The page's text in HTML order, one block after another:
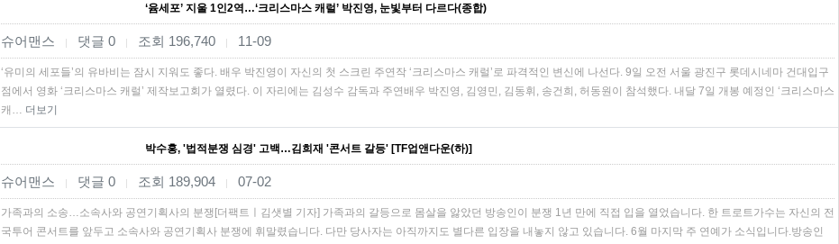
‘윰세포’ 지울 1인2역…‘크리스마스 캐럴’ 박진영, 눈빛부터 다르다(종합)
슈어맨스 | 댓글 0 | 조회 196,740 | 11-09
‘유미의 세포들’의 유바비는 잠시 지워도 좋다. 배우 박진영이 자신의 첫 스크린 주연작 ‘크리스마스 캐럴’로 파격적인 변신에 나선다. 9일 오전 서울 광진구 롯데시네마 건대입구
점에서 영화 ‘크리스마스 캐럴’ 제작보고회가 열렸다. 이 자리에는 김성수 감독과 주연배우 박진영, 김영민, 김동휘, 송건희, 허동원이 참석했다. 내달 7일 개봉 예정인 ‘크리스마스
캐… 더보기
박수홍, '법적분쟁 심경' 고백…김희재 '콘서트 갈등' [TF업앤다운(하)]
슈어맨스 | 댓글 0 | 조회 189,904 | 07-02
가족과의 소송…소속사와 공연기획사의 분쟁[더팩트ㅣ김샛별 기자] 가족과의 갈등으로 몸살을 앓았던 방송인이 분쟁 1년 만에 직접 입을 열었습니다. 한 트로트가수는 자신의 전
국투어 콘서트를 앞두고 소속사와 공연기획사 분쟁에 휘말렸습니다. 다만 당사자는 아직까지도 별다른 입장을 내놓지 않고 있습니다. 6월 마지막 주 연예가 소식입니다.방송인